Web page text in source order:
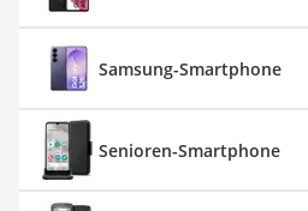
Samsung-Smartphone
Senioren-Smartphone